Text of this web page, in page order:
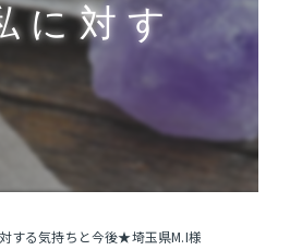
に対す
する気持ちと今後★埼玉県M.I様